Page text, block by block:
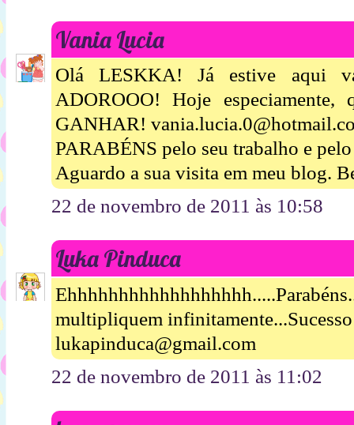
Vania Lucia
Olá LESKKA! Já estive aqui
ADOROOO! Hoje especiamente,
GANHAR!
PARABÉNS pelo seu trabalho e
Aguardo a sua visita em meu blog.
22 de novembro de 2011 às 10:58
Luka Pinduca
multipliquem
lukapinduca@gmail.com
22 de novembro de 2011 às 11:02